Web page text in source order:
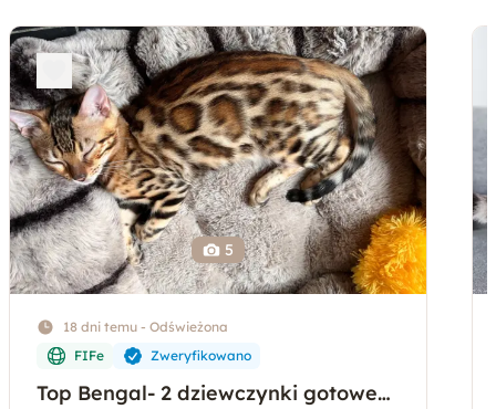
5
18 dni temu - Odświeżona
FIFe
Zweryfikowano
Top Bengal- 2 dziewczynki gotowe